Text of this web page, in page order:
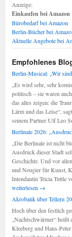
Anzeige:
Einkaufen bei Amazon
Bürobedarf bei Amazon
Berlin-Bücher bei
Aktuelle Angebote bei
Empfohlenes
Berlin-Musical: „Wir
„Es wird sehr, sehr
politisch – sie waren
das alles zeigen: die
Lärm und das Leise“,
seinem Partner Ulf Leo
Berlinale 2026:
„Die Berlinale ist nicht
Ausdruck dieser Stadt
Geschichte. Und vor
und Neugier für Kunst,
Intendantin Tricia Tuttle
weiterlesen →
Akrobatik über Tellern
Hoch über den festlich
„Nachtschwärmer“
Kleeberg und Hans-